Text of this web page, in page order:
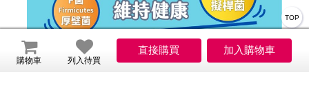
TOP
購物車 列入待買